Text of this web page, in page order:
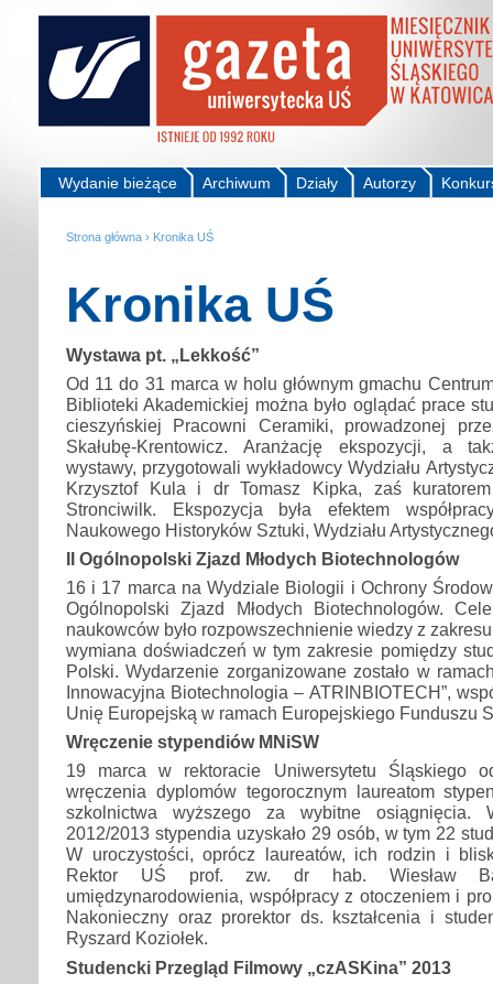
Autorzy
Działy
Archiwum
Wydanie bieżące
Strona główna › Kronika UŚ
Kronika UŚ
Wystawa pt. „Lekkość”
Od 11 do 31 marca w holu głównym gmachu
Biblioteki Akademickiej można było oglądać prace
cieszyńskiej Pracowni Ceramiki, prowadzonej
Skałubę-Krentowicz. Aranżację ekspozycji, a
wystawy, przygotowali wykładowcy Wydziału
Krzysztof Kula i dr Tomasz Kipka, zaś
Stronciwilk. Ekspozycja była efektem
Naukowego Historyków Sztuki, Wydziału
II Ogólnopolski Zjazd Młodych Biotechnologów
16 i 17 marca na Wydziale Biologii i Ochrony
Ogólnopolski Zjazd Młodych Biotechnologów.
naukowców było rozpowszechnienie wiedzy z
wymiana doświadczeń w tym zakresie pomiędzy
Polski. Wydarzenie zorganizowane zostało w
Innowacyjna Biotechnologia – ATRINBIOTECH”,
Unię Europejską w ramach Europejskiego Funduszu
Wręczenie stypendiów MNiSW
19 marca w rektoracie Uniwersytetu Śląskiego
wręczenia dyplomów tegorocznym laureatom
szkolnictwa wyższego za wybitne osiągnięcia.
2012/2013 stypendia uzyskało 29 osób, w tym 22
W uroczystości, oprócz laureatów, ich rodzin i
Rektor UŚ prof. zw. dr hab. Wiesław
umiędzynarodowienia, współpracy z otoczeniem i
Nakonieczny oraz prorektor ds. kształcenia i
Ryszard Koziołek.
Studencki Przegląd Filmowy „czASKina” 2013